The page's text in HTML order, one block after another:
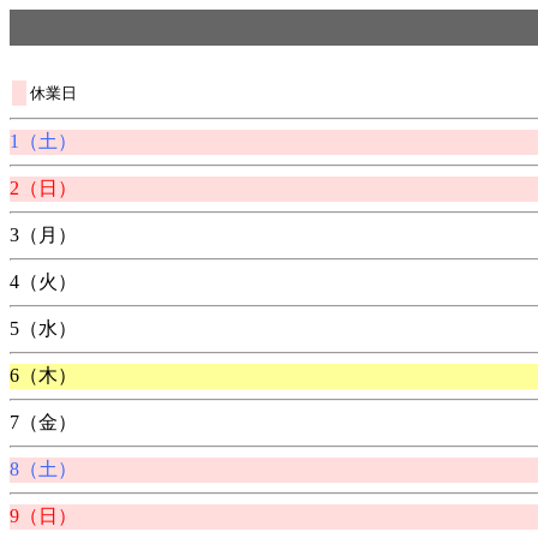
休業日
1（土）
2（日）
3（月）
4（火）
5（水）
6（木）
7（金）
8（土）
9（日）